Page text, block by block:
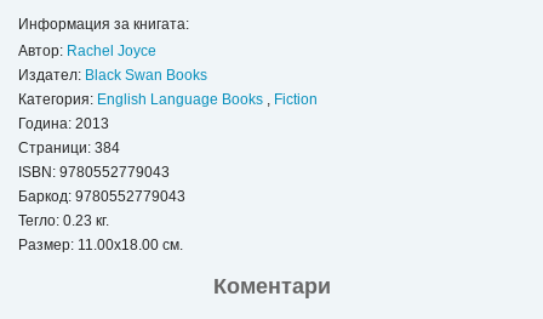
Информация за книгата:
Автор: Rachel Joyce
Издател: Black Swan Books
Категория: English Language Books , Fiction
Година: 2013
Страници: 384
ISBN: 9780552779043
Баркод: 9780552779043
Тегло: 0.23 кг.
Размер: 11.00x18.00 см.
Коментари